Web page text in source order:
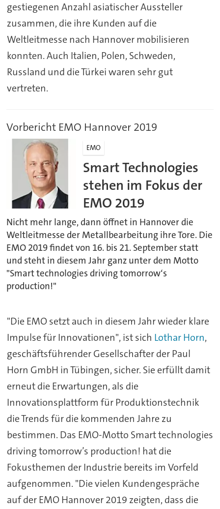
gestiegenen Anzahl asiatischer Aussteller
zusammen, die ihre Kunden auf die
Weltleitmesse nach Hannover mobilisieren
konnten. Auch Italien, Polen, Schweden,
Russland und die Türkei waren sehr gut
vertreten.
Vorbericht EMO Hannover 2019
EMO
Smart Technologies
stehen im Fokus der
EMO 2019
Nicht mehr lange, dann öffnet in Hannover die
Weltleitmesse der Metallbearbeitung ihre Tore. Die
EMO 2019 findet von 16. bis 21. September statt
und steht in diesem Jahr ganz unter dem Motto
"Smart technologies driving tomorrow‘s
production!"
"Die EMO setzt auch in diesem Jahr wieder klare
Impulse für Innovationen", ist sich Lothar Horn,
geschäftsführender Gesellschafter der Paul
Horn GmbH in Tübingen, sicher. Sie erfüllt damit
erneut die Erwartungen, als die
Innovationsplattform für Produktionstechnik
die Trends für die kommenden Jahre zu
bestimmen. Das EMO-Motto Smart technologies
driving tomorrow’s production! hat die
Fokusthemen der Industrie bereits im Vorfeld
aufgenommen. "Die vielen Kundengespräche
auf der EMO Hannover 2019 zeigten, dass die